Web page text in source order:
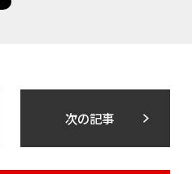
次の記事